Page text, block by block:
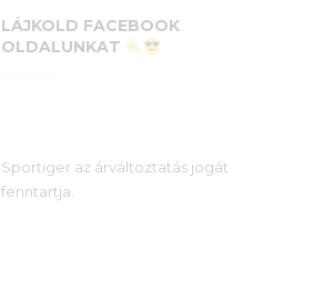
LÁJKOLD FACEBOOK
OLDALUNKAT
Sportiger az árváltoztatás jogát
fenntartja.